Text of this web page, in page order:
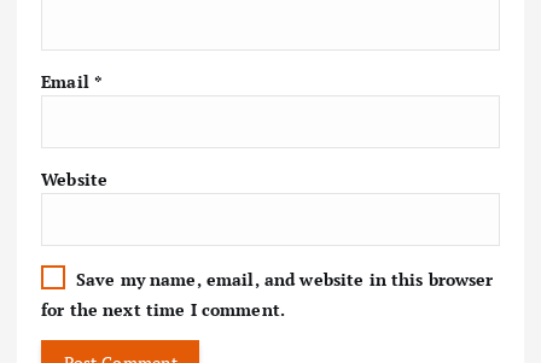
Email *
Website
Save my name, email, and website in this browser
for the next time I comment.